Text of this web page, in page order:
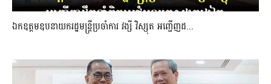
ឯកឧត្តមឧបនាយករដ្ឋមន្រ្តីប្រចាំការ វង្សី វិស្សុត អញ្ជើញដ...